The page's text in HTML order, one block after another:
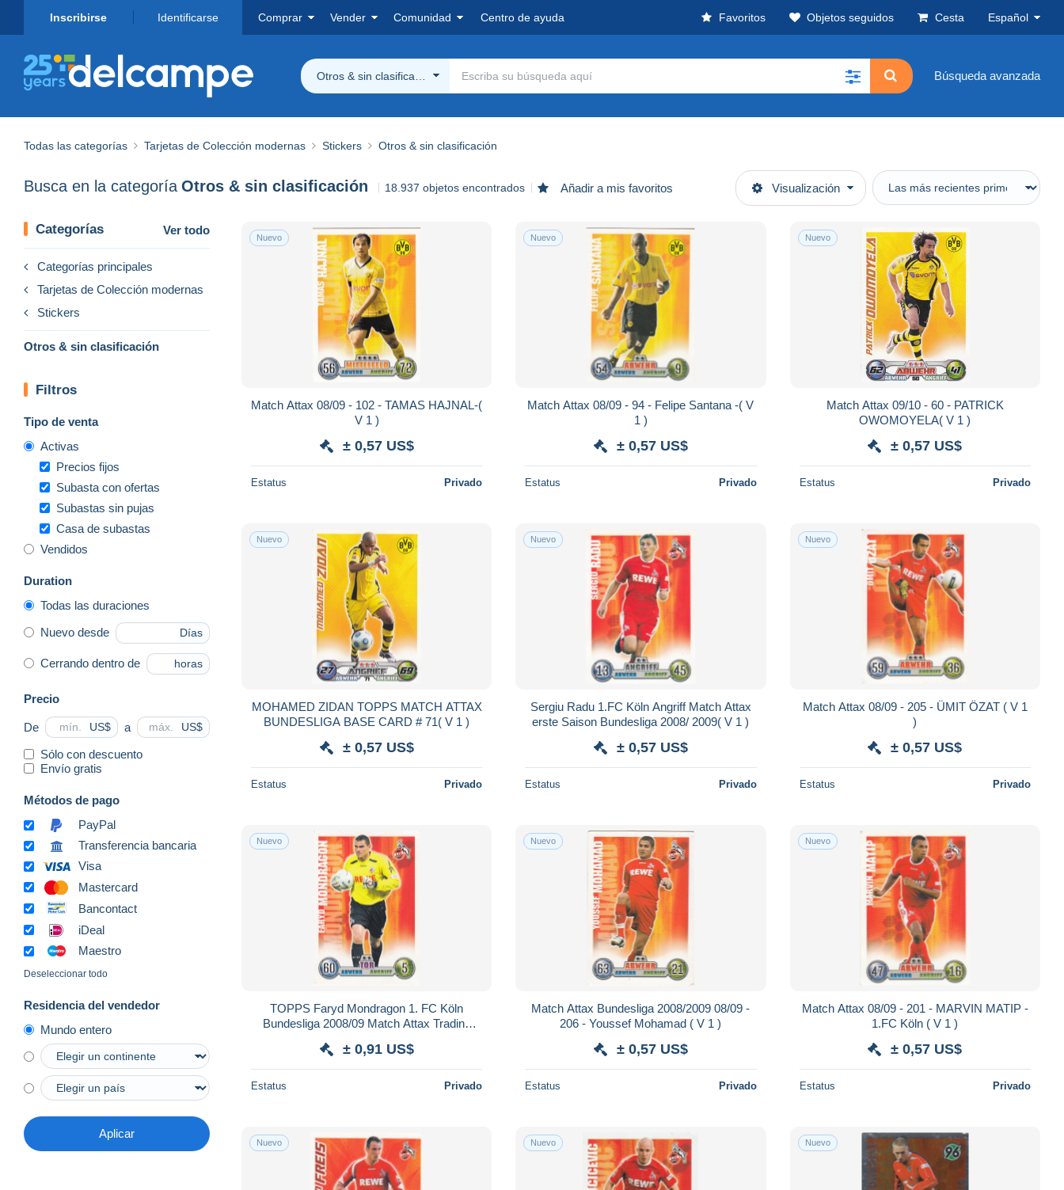
Inscribirse Identificarse Comprar Vender Comunidad Centro de ayuda Favoritos Objetos seguidos Cesta Español
Otros & sin clasificación Búsqueda avanzada
Todas las categorías Tarjetas de Colección modernas Stickers Otros & sin clasificación
Busca en la categoría Otros & sin clasificación 18.937 objetos encontrados Añadir a mis favoritos Visualización
Categorías Ver todo
Categorías principales
Tarjetas de Colección modernas
Stickers
Otros & sin clasificación
Filtros
Tipo de venta
Activas
Precios fijos
Subasta con ofertas
Subastas sin pujas
Casa de subastas
Vendidos
Duration
Todas las duraciones
Nuevo desde Días
Cerrando dentro de horas
Precio
De US$ a US$
Sólo con descuento
Envío gratis
Métodos de pago
PayPal
Transferencia bancaria
Visa
Mastercard
Bancontact
iDeal
Maestro
Deseleccionar todo
Residencia del vendedor
Mundo entero
Aplicar
Nuevo
Match Attax 08/09 - 102 - TAMAS HAJNAL-(
V 1 )
± 0,57 US$
Estatus Privado
Nuevo
Match Attax 08/09 - 94 - Felipe Santana -( V
1 )
± 0,57 US$
Estatus Privado
Nuevo
Match Attax 09/10 - 60 - PATRICK
OWOMOYELA( V 1 )
± 0,57 US$
Estatus Privado
Nuevo
MOHAMED ZIDAN TOPPS MATCH ATTAX
BUNDESLIGA BASE CARD # 71( V 1 )
± 0,57 US$
Estatus Privado
Nuevo
Sergiu Radu 1.FC Köln Angriff Match Attax
erste Saison Bundesliga 2008/ 2009( V 1 )
± 0,57 US$
Estatus Privado
Nuevo
Match Attax 08/09 - 205 - ÜMIT ÖZAT ( V 1
)
± 0,57 US$
Estatus Privado
Nuevo
TOPPS Faryd Mondragon 1. FC Köln
Bundesliga 2008/09 Match Attax Trading
± 0,91 US$
Estatus Privado
Nuevo
Match Attax Bundesliga 2008/2009 08/09 -
206 - Youssef Mohamad ( V 1 )
± 0,57 US$
Estatus Privado
Nuevo
Match Attax 08/09 - 201 - MARVIN MATIP -
1.FC Köln ( V 1 )
± 0,57 US$
Estatus Privado
Nuevo Nuevo Nuevo